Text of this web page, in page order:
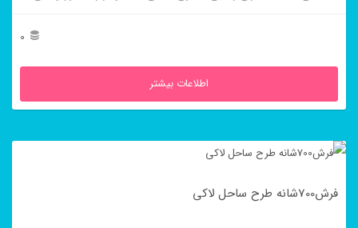
0
اطلاعات بیشتر
فرش700شانه طرح ساحل لاکی